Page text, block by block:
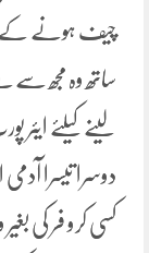
چیف ہونے کے
ساتھ وہ مجھ سے
لینے کیلئے ایئر
دوسرا تیسرا
کسی کرو فر کی